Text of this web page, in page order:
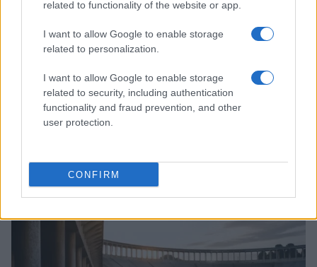
related to functionality of the website or app.
I want to allow Google to enable storage
related to personalization.
I want to allow Google to enable storage
related to security, including authentication
functionality and fraud prevention, and other
user protection.
CONFIRM
ALTRI SPORT